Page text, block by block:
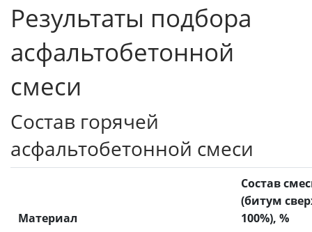
Результаты подбора
асфальтобетонной
смеси
Состав горячей
асфальтобетонной смеси
Материал
Состав
(битум
100%), %